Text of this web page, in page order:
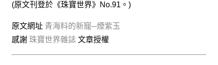
(原文刊登於《珠寶世界》No.91。)
原文網址 青海料的新寵─煙紫玉
感謝 珠寶世界雜誌 文章授權